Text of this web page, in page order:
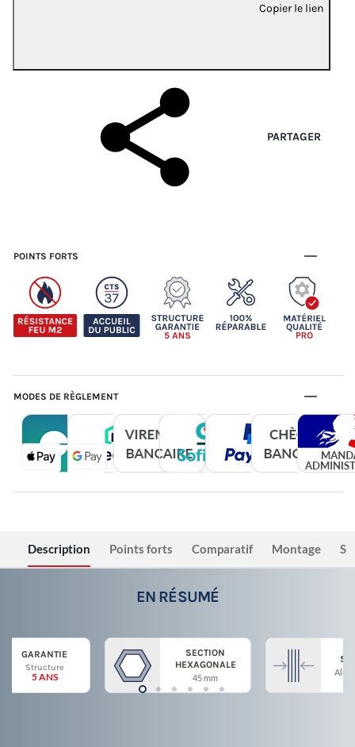
Copier le lien
PARTAGER
POINTS FORTS
MODES DE RÈGLEMENT
Description Points forts Comparatif Montage
EN RÉSUMÉ
GARANTIE
Structure
5 ANS
SECTION
HEXAGONALE
45 mm